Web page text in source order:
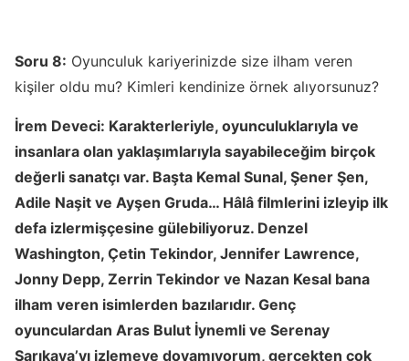
Soru 8: Oyunculuk kariyerinizde size ilham veren
kişiler oldu mu? Kimleri kendinize örnek alıyorsunuz?
İrem Deveci: Karakterleriyle, oyunculuklarıyla ve
insanlara olan yaklaşımlarıyla sayabileceğim birçok
değerli sanatçı var. Başta Kemal Sunal, Şener Şen,
Adile Naşit ve Ayşen Gruda… Hâlâ filmlerini izleyip ilk
defa izlermişçesine gülebiliyoruz. Denzel
Washington, Çetin Tekindor, Jennifer Lawrence,
Jonny Depp, Zerrin Tekindor ve Nazan Kesal bana
ilham veren isimlerden bazılarıdır. Genç
oyunculardan Aras Bulut İynemli ve Serenay
Sarıkaya’yı izlemeye doyamıyorum, gerçekten çok